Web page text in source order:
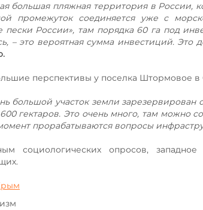
большая пляжная территория в России,
промежуток соединяется уже с
пески России», там порядка 60 га под
– это вероятная сумма инвестиций. Это
перспективы у поселка Штормовое в
большой участок земли
гектаров. Это очень много, там можно
прорабатываются вопросы
социологических опросов,